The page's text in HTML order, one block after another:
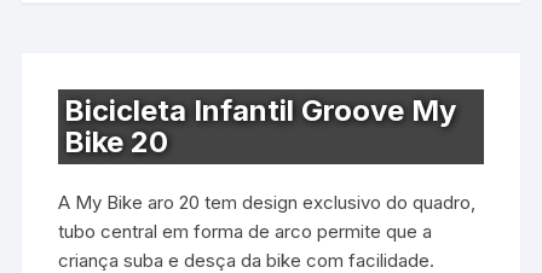
Bicicleta Infantil Groove My
Bike 20
A My Bike aro 20 tem design exclusivo do quadro,
tubo central em forma de arco permite que a
criança suba e desça da bike com facilidade.